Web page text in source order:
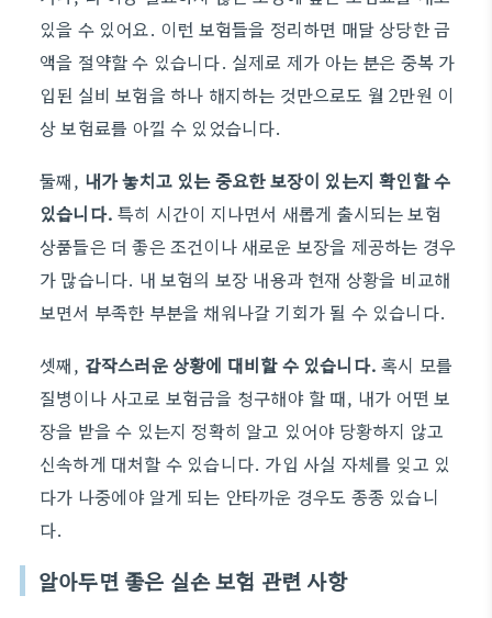
있을 수 있어요. 이런 보험들을 정리하면 매달 상당한 금
액을 절약할 수 있습니다. 실제로 제가 아는 분은 중복 가
입된 실비 보험을 하나 해지하는 것만으로도 월 2만원 이
상 보험료를 아낄 수 있었습니다.
둘째, 내가 놓치고 있는 중요한 보장이 있는지 확인할 수
있습니다. 특히 시간이 지나면서 새롭게 출시되는 보험
상품들은 더 좋은 조건이나 새로운 보장을 제공하는 경우
가 많습니다. 내 보험의 보장 내용과 현재 상황을 비교해
보면서 부족한 부분을 채워나갈 기회가 될 수 있습니다.
셋째, 갑작스러운 상황에 대비할 수 있습니다. 혹시 모를
질병이나 사고로 보험금을 청구해야 할 때, 내가 어떤 보
장을 받을 수 있는지 정확히 알고 있어야 당황하지 않고
신속하게 대처할 수 있습니다. 가입 사실 자체를 잊고 있
다가 나중에야 알게 되는 안타까운 경우도 종종 있습니
다.
알아두면 좋은 실손 보험 관련 사항